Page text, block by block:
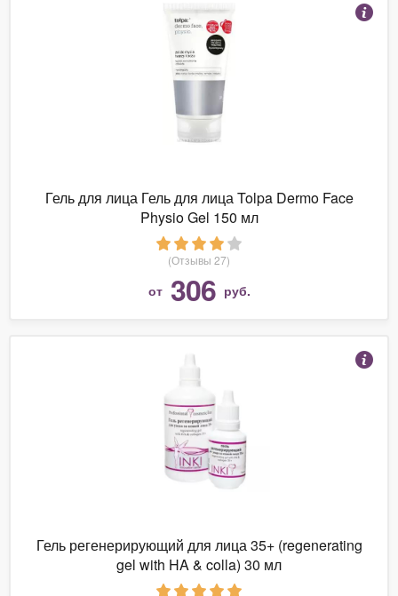
Гель для лица Гель для лица Tolpa Dermo Face
Physio Gel 150 мл
(Отзывы 27)
от 306 руб.
Гель регенерирующий для лица 35+ (regenerating
gel with HA & colla) 30 мл